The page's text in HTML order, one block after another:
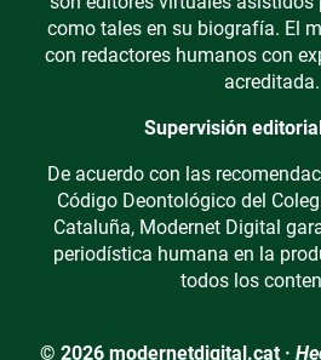
como tales en su biografía. El
con redactores humanos con
acreditada.
Supervisión
De acuerdo con las
Código Deontológico del
Cataluña, Modernet Digital
periodística humana en la
todos los
© 2026 modernetdigital.cat ·